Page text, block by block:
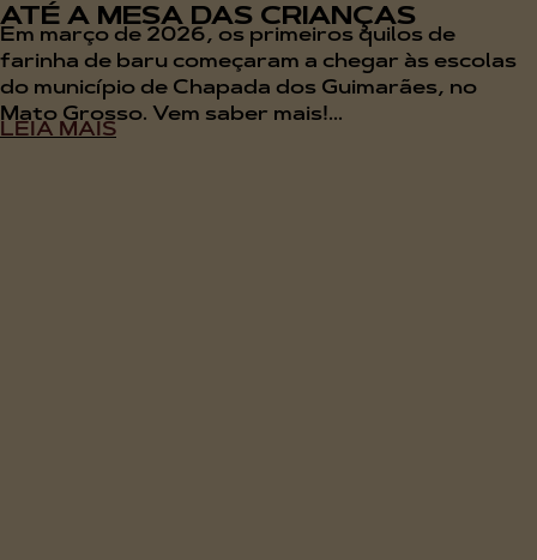
ATÉ A MESA DAS CRIANÇAS
Em março de 2026, os primeiros quilos de
farinha de baru começaram a chegar às escolas
do município de Chapada dos Guimarães, no
Mato Grosso. Vem saber mais!...
LEIA MAIS